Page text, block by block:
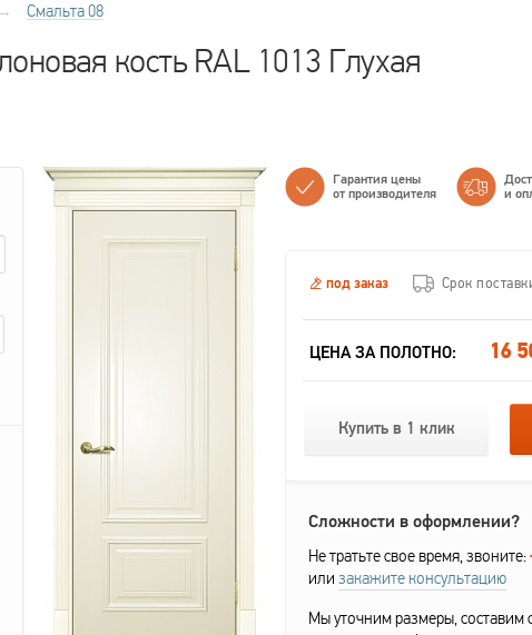
→ Смальта 08
кость RAL 1013 Глухая
Гарантия цены
от производителя
и
под заказ Срок
ЦЕНА ЗА ПОЛОТНО: 16
Купить в 1 клик
Сложности в оформлении?
Не тратьте свое время, звоните:
или закажите консультацию
Мы уточним размеры, составим